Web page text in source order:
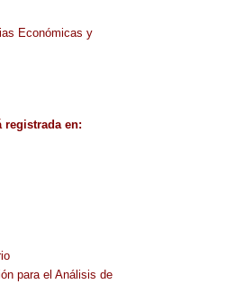
Económicas y
registrada en:
para el Análisis de